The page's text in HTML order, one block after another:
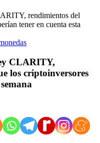
CLARITY,
los criptoinversores